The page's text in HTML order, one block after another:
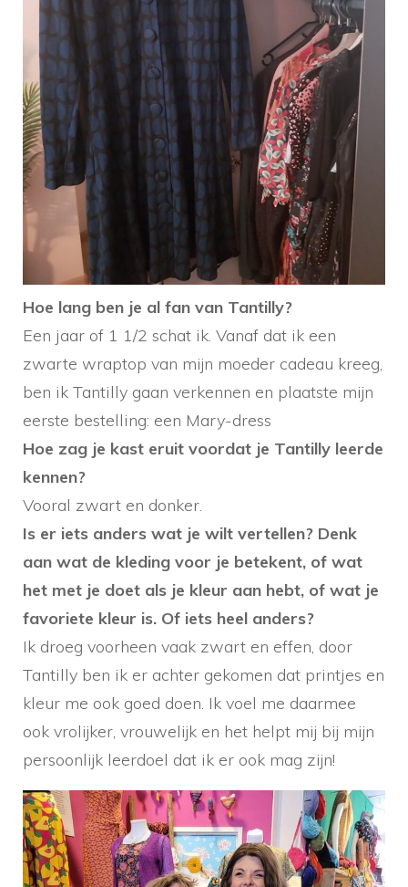
Hoe lang ben je al fan van Tantilly?
Een jaar of 1 1/2 schat ik. Vanaf dat ik een
zwarte wraptop van mijn moeder cadeau kreeg,
ben ik Tantilly gaan verkennen en plaatste mijn
eerste bestelling: een Mary-dress
Hoe zag je kast eruit voordat je Tantilly leerde
kennen?
Vooral zwart en donker.
Is er iets anders wat je wilt vertellen? Denk
aan wat de kleding voor je betekent, of wat
het met je doet als je kleur aan hebt, of wat je
favoriete kleur is. Of iets heel anders?
Ik droeg voorheen vaak zwart en effen, door
Tantilly ben ik er achter gekomen dat printjes en
kleur me ook goed doen. Ik voel me daarmee
ook vrolijker, vrouwelijk en het helpt mij bij mijn
persoonlijk leerdoel dat ik er ook mag zijn!